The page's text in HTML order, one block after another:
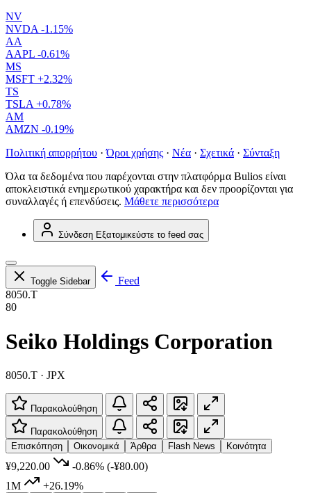
NV
NVDA -1.15%
AA
AAPL -0.61%
MS
MSFT +2.32%
TS
TSLA +0.78%
AM
AMZN -0.19%
Πολιτική απορρήτου · Όροι χρήσης · Νέα · Σχετικά · Σύνταξη
Όλα τα δεδομένα που παρέχονται στην πλατφόρμα Bulios είναι
αποκλειστικά ενημερωτικού χαρακτήρα και δεν προορίζονται για
συναλλαγές ή επενδύσεις. Μάθετε περισσότερα
Σύνδεση Εξατομικεύστε το feed σας
Toggle Sidebar
Feed
8050.T
80
Seiko Holdings Corporation
8050.T · JPX
Παρακολούθηση
Παρακολούθηση
Επισκόπηση
Οικονομικά Άρθρα Flash News Κοινότητα
¥9,220.00 -0.86% (-¥80.00)
1M
+26.19%